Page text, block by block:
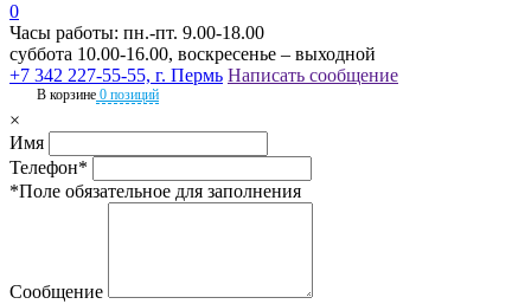
0
Часы работы: пн.-пт. 9.00-18.00
суббота 10.00-16.00, воскресенье – выходной
+7 342 227-55-55, г. Пермь Написать сообщение
В корзине 0 позиций
×
Имя
Телефон*
*Поле обязательное для заполнения
Сообщение